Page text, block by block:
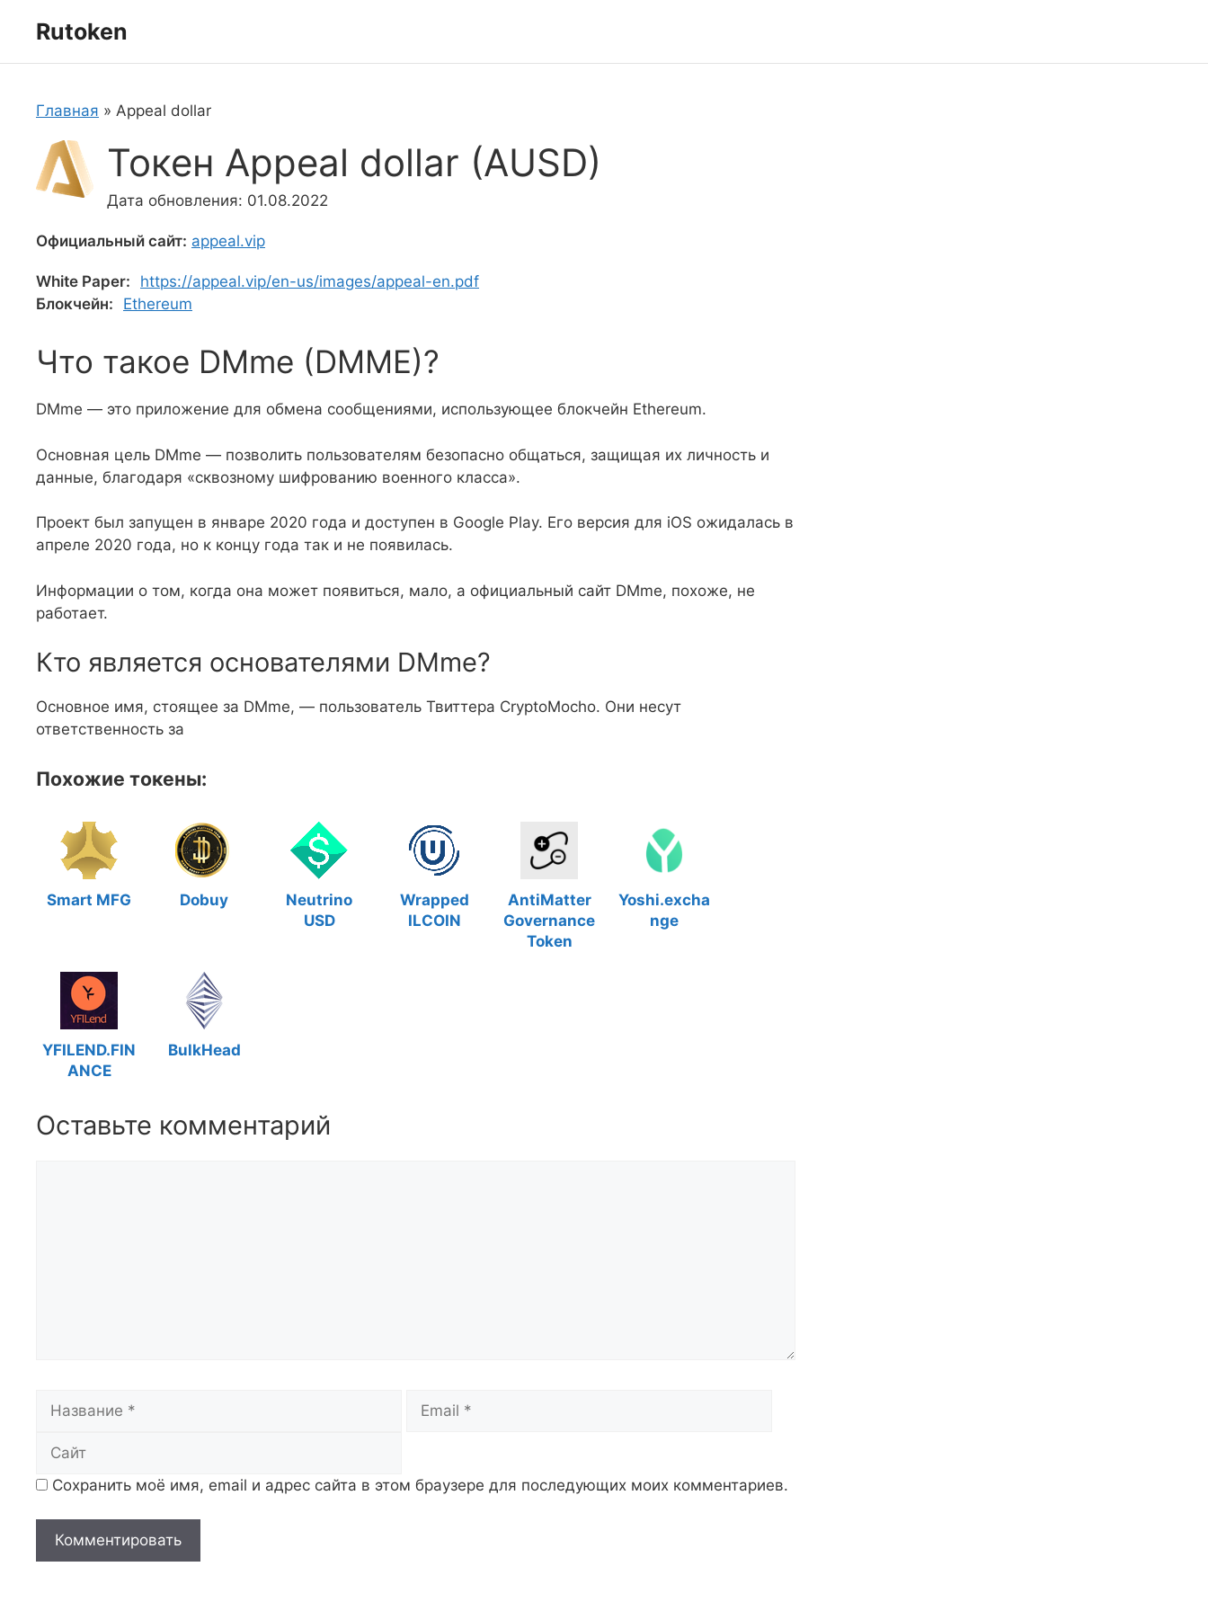
Rutoken
Главная » Appeal dollar
Токен Appeal dollar (AUSD)
Дата обновления: 01.08.2022
Официальный сайт: appeal.vip
White Paper:
https://appeal.vip/en-us/images/appeal-en.pdf
Блокчейн:
Ethereum
Что такое DMme (DMME)?
DMme — это приложение для обмена сообщениями, использующее блокчейн Ethereum.
Основная цель DMme — позволить пользователям безопасно общаться, защищая их личность и
данные, благодаря «сквозному шифрованию военного класса».
Проект был запущен в январе 2020 года и доступен в Google Play. Его версия для iOS ожидалась в
апреле 2020 года, но к концу года так и не появилась.
Информации о том, когда она может появиться, мало, а официальный сайт DMme, похоже, не
работает.
Кто является основателями DMme?
Основное имя, стоящее за DMme, — пользователь Твиттера CryptoMocho. Они несут
ответственность за
Похожие токены:
Smart MFG Dobuy
Neutrino
USD
Wrapped
ILCOIN
AntiMatter
Governance
Token
Yoshi.excha
nge
YFILEND.FIN
ANCE
BulkHead
Оставьте комментарий
Сохранить моё имя, email и адрес сайта в этом браузере для последующих моих комментариев.